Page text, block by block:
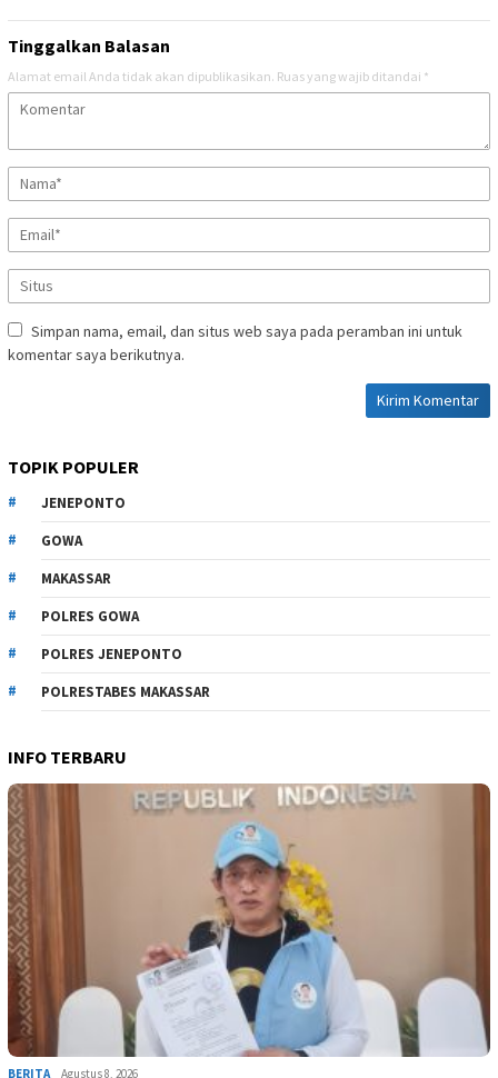
Tinggalkan Balasan
Alamat email Anda tidak akan dipublikasikan. Ruas yang wajib ditandai *
Simpan nama, email, dan situs web saya pada peramban ini untuk
komentar saya berikutnya.
TOPIK POPULER
JENEPONTO
GOWA
MAKASSAR
POLRES GOWA
POLRES JENEPONTO
POLRESTABES MAKASSAR
INFO TERBARU
BERITA Agustus 8, 2026